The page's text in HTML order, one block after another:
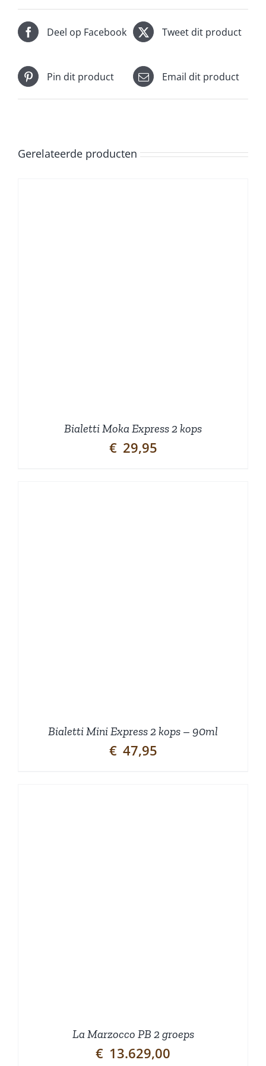
Deel op Facebook Tweet dit product
Pin dit product Email dit product
Gerelateerde producten
Bialetti Moka Express 2 kops
€ 29,95
Bialetti Mini Express 2 kops – 90ml
€ 47,95
La Marzocco PB 2 groeps
€ 13.629,00